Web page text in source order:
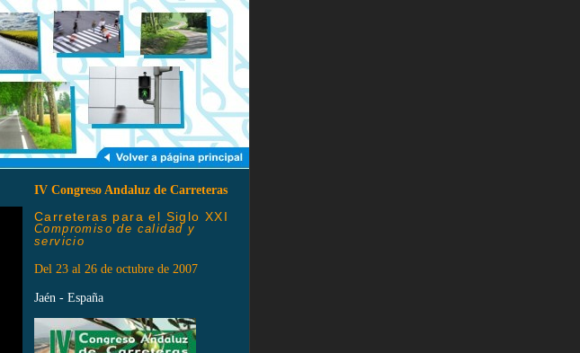
IV Congreso Andaluz de Carreteras
Carreteras para el Siglo XXI
Compromiso de calidad y
servicio
Del 23 al 26 de octubre de 2007
Jaén - España